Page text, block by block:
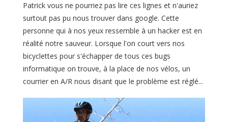
Patrick vous ne pourriez pas lire ces lignes et n'auriez
surtout pas pu nous trouver dans google. Cette
personne qui à nos yeux ressemble à un hacker est en
réalité notre sauveur. Lorsque l'on court vers nos
bicyclettes pour s'échapper de tous ces bugs
informatique on trouve, à la place de nos vélos, un
courrier en A/R nous disant que le problème est réglé...